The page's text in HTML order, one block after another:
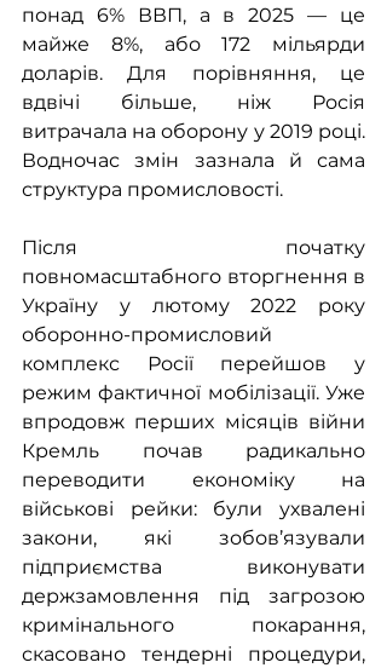
понад 6% ВВП, а в 2025 — це
майже 8%, або 172 мільярди
доларів. Для порівняння, це
вдвічі більше, ніж Росія
витрачала на оборону у 2019 році.
Водночас змін зазнала й сама
структура промисловості.
Після початку
повномасштабного вторгнення в
Україну у лютому 2022 року
оборонно-промисловий
комплекс Росії перейшов у
режим фактичної мобілізації. Уже
впродовж перших місяців війни
Кремль почав радикально
переводити економіку на
військові рейки: були ухвалені
закони, які зобов’язували
підприємства виконувати
держзамовлення під загрозою
кримінального покарання,
скасовано тендерні процедури,